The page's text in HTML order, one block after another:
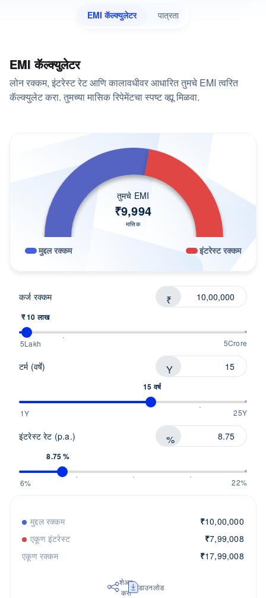
EMI कॅल्क्युलेटर पात्रता
EMI कॅल्क्युलेटर
लोन रक्कम, इंटरेस्ट रेट आणि कालावधीवर आधारित तुमचे EMI त्वरित
कॅल्क्युलेट करा. तुमच्या मासिक रिपेमेंटचा स्पष्ट व्ह्यू मिळवा.
तुमचे EMI
₹9,994
मासिक
मुद्दल रक्कम इंटरेस्ट रक्कम
कर्ज रक्कम ₹
₹ 10 लाख
5Lakh 5Crore
टर्म (वर्षे) Y
15 वर्ष
1Y 25Y
इंटरेस्ट रेट (p.a.) %
8.75 %
6% 22%
मुद्दल रक्कम ₹10,00,000
एकूण इंटरेस्ट
₹7,99,008
एकूण रक्कम
₹17,99,008
शेअर
करा
डाउनलोड